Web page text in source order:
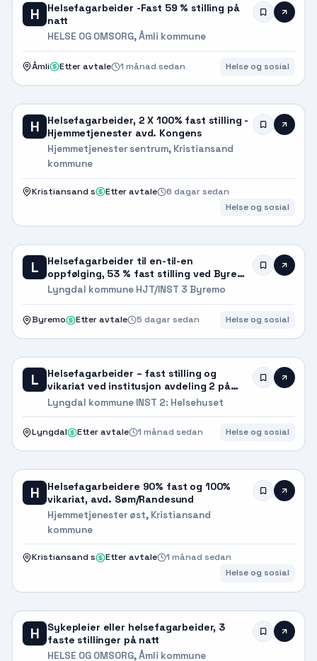
H
Helsefagarbeider -Fast 59 % stilling på
natt
HELSE OG OMSORG, Åmli kommune
Åmli Etter avtale 1 månad sedan Helse og sosial
H
Helsefagarbeider, 2 X 100% fast stilling -
Hjemmetjenester avd. Kongens
Hjemmetjenester sentrum, Kristiansand
kommune
Kristiansand s Etter avtale
6 dagar sedan
Helse og sosial
L
Helsefagarbeider til en-til-en
oppfølging, 53 % fast stilling ved Byremo
omsorgssenter
Lyngdal kommune HJT/INST 3 Byremo
Byremo Etter avtale 5 dagar sedan Helse og sosial
L
Helsefagarbeider – fast stilling og
vikariat ved institusjon avdeling 2 på
Lyngdal helsehus
Lyngdal kommune INST 2: Helsehuset
Lyngdal Etter avtale 1 månad sedan Helse og sosial
H
Helsefagarbeidere 90% fast og 100%
vikariat, avd. Søm/Randesund
Hjemmetjenester øst, Kristiansand
kommune
Kristiansand s Etter avtale
1 månad sedan
Helse og sosial
H
Sykepleier eller helsefagarbeider, 3
faste stillinger på natt
HELSE OG OMSORG, Åmli kommune